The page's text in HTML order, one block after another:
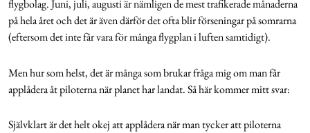
flygbolag. Juni, juli, augusti är nämligen de mest trafikerade månaderna
på hela året och det är även därför det ofta blir förseningar på somrarna
(eftersom det inte får vara för många flygplan i luften samtidigt).
Men hur som helst, det är många som brukar fråga mig om man får
applådera åt piloterna när planet har landat. Så här kommer mitt svar:
Självklart är det helt okej att applådera när man tycker att piloterna